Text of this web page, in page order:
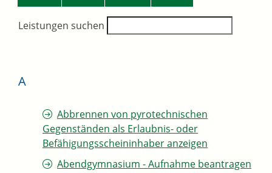
Leistungen suchen
A
Abbrennen von pyrotechnischen
Gegenständen als Erlaubnis- oder
Befähigungsscheininhaber anzeigen
Abendgymnasium - Aufnahme beantragen